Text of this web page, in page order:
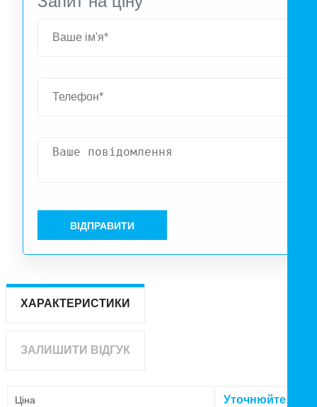
ВІДПРАВИТИ
ХАРАКТЕРИСТИКИ
ЗАЛИШИТИ ВІДГУК
Ціна Уточнюйте ціну